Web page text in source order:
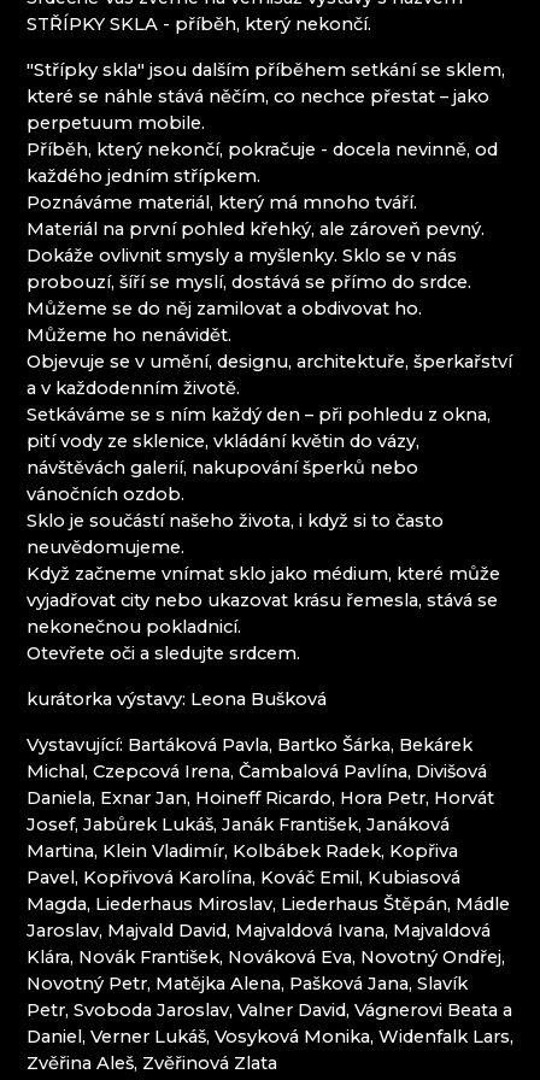
Mírová pod Kozákovem
Železný Brod
PROUSEK EXKLUSIVE LIGHTING
SKLÁRNA JÍLEK
SKLÁRNA SVOJKOV, JIŘÍ HAIDL
SKLÁŘSKÉ MUZEUM KAMENICKÝ ŠENOV
SKLÁŘSKÉ MUZEUM NOVÝ BOR
SKLENĚNÝ ORLOJ - ČESKÁ KAMENICE
SKLO.
SPOLEK PŘÁTEL CHŘIBSKÉ SKLÁRNY
SUPŠS KAMENICKÝ ŠENOV
SÝPKA LEMBERK
TGK - TECHNIKA, SKLO A UMĚNÍ
TRISHARDS
VAGNERGLASS
VLADIMIR KLEIN
VOŠ SKLÁŘSKÁ A SŠ NOVÝ BOR
VYDRY STUDIO
Krkonoše
EVA EDLER GLASS ART
HANA ŠEBKOVÁ
KRKONOŠSKÉ MUZEUM
RATAS JUSTYNA RATASIEWICZ
SKLÁRNA A MINIPIVOVAR NOVOSAD & SYN
SKLÁRNA JULIA
Jizerské hory
IVAN KOLMAN
AG PLUS
ARCON BIJOUX / COLLEGIUM TRADE
ARTCRYSTAL TOMEŠ
ATLAS BIJOUX
BEADGAME
BIJOUX COMPONENTS
CENTRUM BABYLON
STŘÍPKY SKLA - příběh, který nekončí.
"Střípky skla" jsou dalším příběhem setkání se sklem,
které se náhle stává něčím, co nechce přestat – jako
perpetuum mobile.
Příběh, který nekončí, pokračuje - docela nevinně, od
každého jedním střípkem.
Poznáváme materiál, který má mnoho tváří.
Materiál na první pohled křehký, ale zároveň pevný.
Dokáže ovlivnit smysly a myšlenky. Sklo se v nás
probouzí, šíří se myslí, dostává se přímo do srdce.
Můžeme se do něj zamilovat a obdivovat ho.
Můžeme ho nenávidět.
Objevuje se v umění, designu, architektuře, šperkařství
a v každodenním životě.
Setkáváme se s ním každý den – při pohledu z okna,
pití vody ze sklenice, vkládání květin do vázy,
návštěvách galerií, nakupování šperků nebo
vánočních ozdob.
Sklo je součástí našeho života, i když si to často
neuvědomujeme.
Když začneme vnímat sklo jako médium, které může
vyjadřovat city nebo ukazovat krásu řemesla, stává se
nekonečnou pokladnicí.
Otevřete oči a sledujte srdcem.
kurátorka výstavy: Leona Bušková
Vystavující: Bartáková Pavla, Bartko Šárka, Bekárek
Michal, Czepcová Irena, Čambalová Pavlína, Divišová
Daniela, Exnar Jan, Hoineff Ricardo, Hora Petr, Horvát
Josef, Jabůrek Lukáš, Janák František, Janáková
Martina, Klein Vladimír, Kolbábek Radek, Kopřiva
Pavel, Kopřivová Karolína, Kováč Emil, Kubiasová
Magda, Liederhaus Miroslav, Liederhaus Štěpán, Mádle
Jaroslav, Majvald David, Majvaldová Ivana, Majvaldová
Klára, Novák František, Nováková Eva, Novotný Ondřej,
Novotný Petr, Matějka Alena, Pašková Jana, Slavík
Petr, Svoboda Jaroslav, Valner David, Vágnerovi Beata a
Daniel, Verner Lukáš, Vosyková Monika, Widenfalk Lars,
Zvěřina Aleš, Zvěřinová Zlata